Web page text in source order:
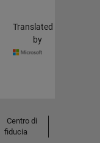
Translated
by
Centro di
fiducia